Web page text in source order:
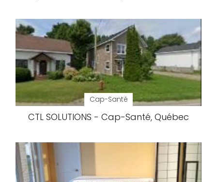
Cap-Santé
CTL SOLUTIONS - Cap-Santé, Québec